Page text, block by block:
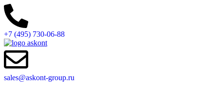
+7 (495) 730-06-88
sales@askont-group.ru